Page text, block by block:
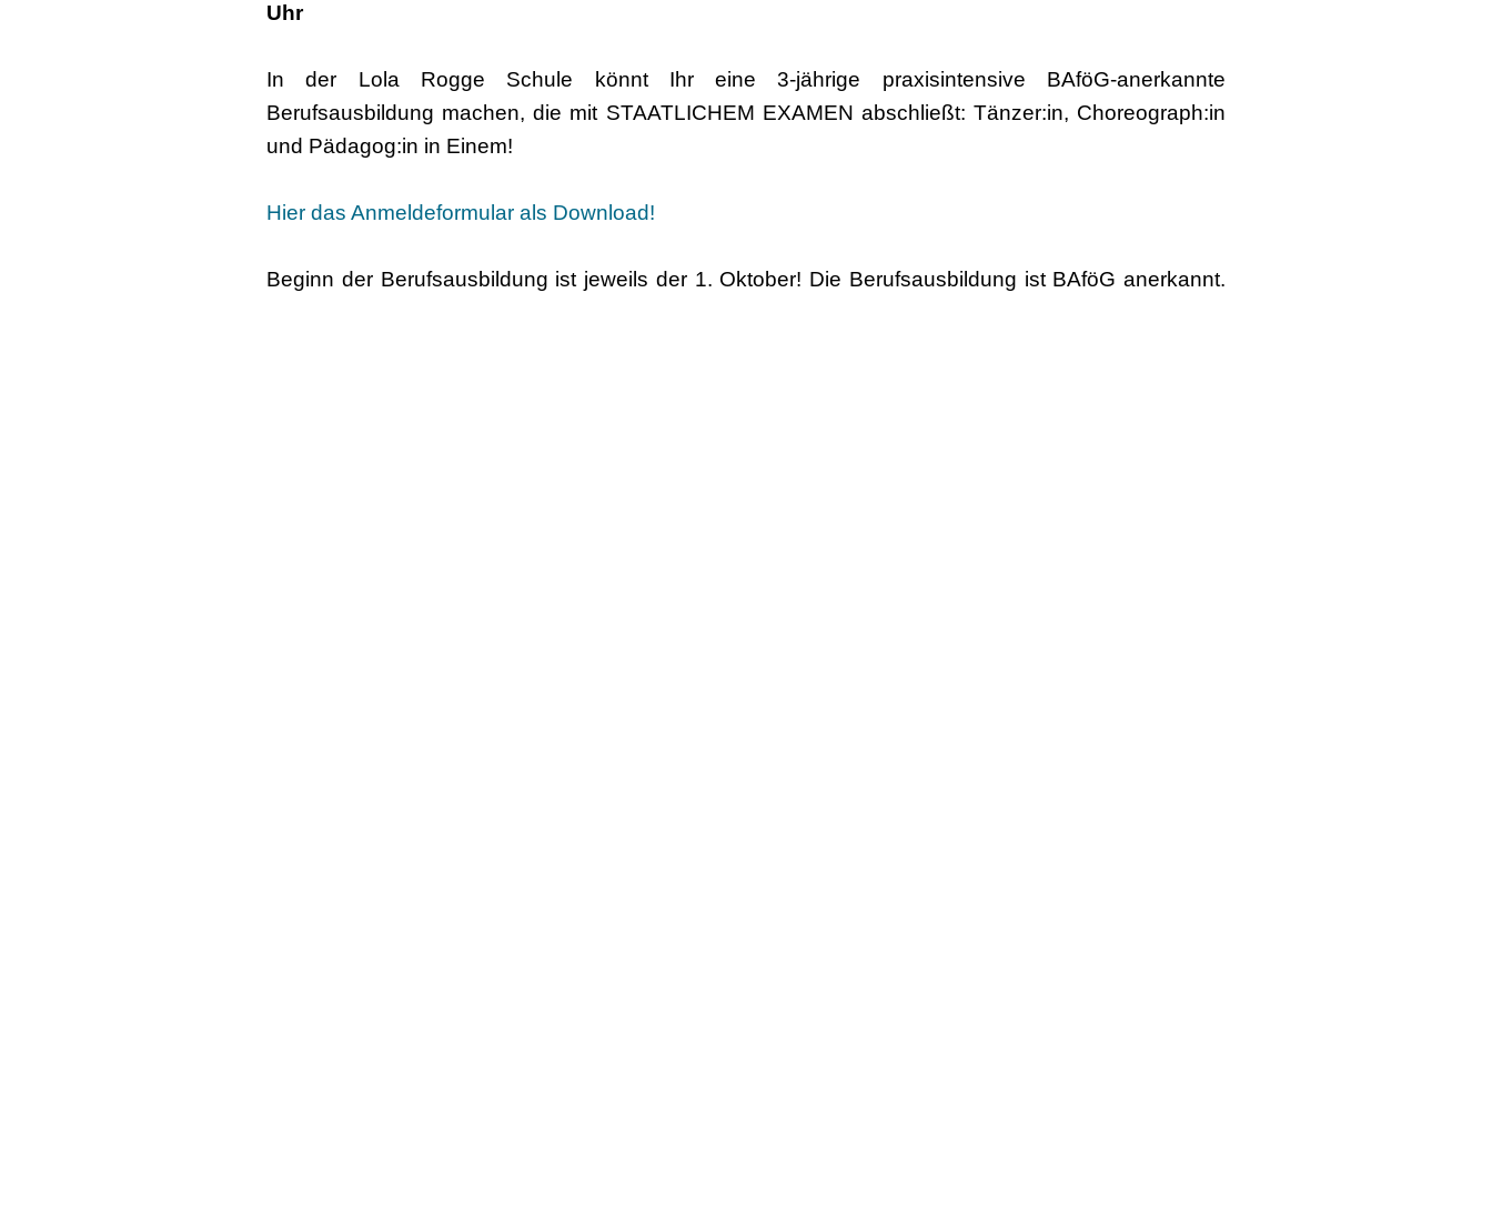
Uhr
In der Lola Rogge Schule könnt Ihr eine 3-jährige praxisintensive BAföG-anerkannte
Berufsausbildung machen, die mit STAATLICHEM EXAMEN abschließt: Tänzer:in, Choreograph:in
und Pädagog:in in Einem!
Hier das Anmeldeformular als Download!
Beginn der Berufsausbildung ist jeweils der 1. Oktober! Die Berufsausbildung ist BAföG anerkannt.